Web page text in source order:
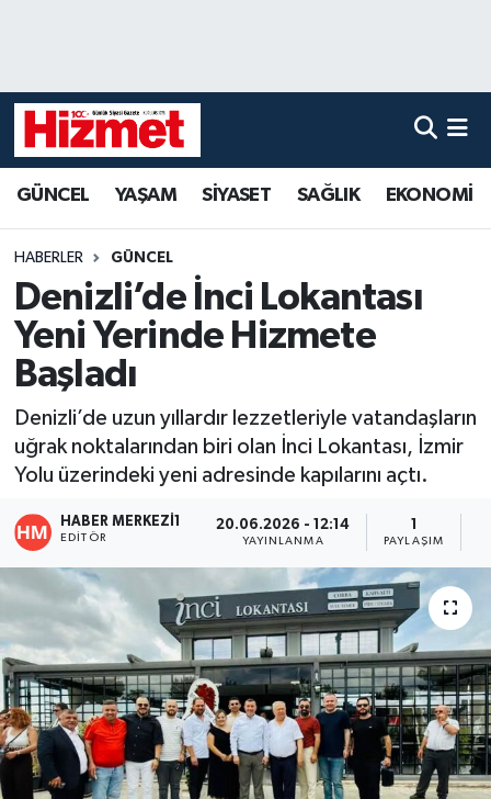
GÜNCEL YAŞAM SİYASET SAĞLIK EKONOMİ
HABERLER GÜNCEL
Denizli’de İnci Lokantası
Yeni Yerinde Hizmete
Başladı
Denizli’de uzun yıllardır lezzetleriyle vatandaşların
uğrak noktalarından biri olan İnci Lokantası, İzmir
Yolu üzerindeki yeni adresinde kapılarını açtı.
HABER MERKEZI1
EDITÖR
20.06.2026 - 12:14
YAYINLANMA
1
PAYLAŞIM
YAŞAM
SİYASET
SAĞLIK
EKONOMİ
KÜLTÜR SANAT
SPOR
MAGAZİN
ÖZEL HABER
DTO
RESMİ REKLAM
Denizli Hava Durumu
Denizli Trafik Yoğunluk Haritası
Süper Lig Puan Durumu ve Fikstür
Tüm Manşetler
Son Dakika Haberleri
Haber Arşivi